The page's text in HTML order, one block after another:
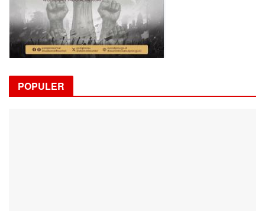
POPULER